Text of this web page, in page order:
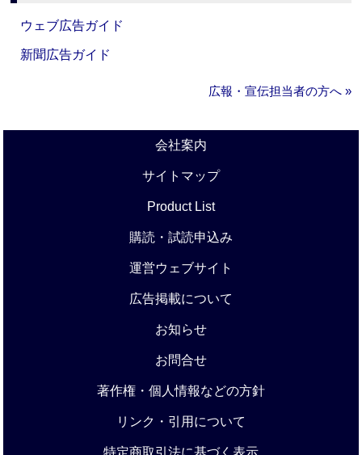
ウェブ広告ガイド
新聞広告ガイド
広報・宣伝担当者の方へ »
会社案内
サイトマップ
Product List
購読・試読申込み
運営ウェブサイト
広告掲載について
お知らせ
お問合せ
著作権・個人情報などの方針
リンク・引用について